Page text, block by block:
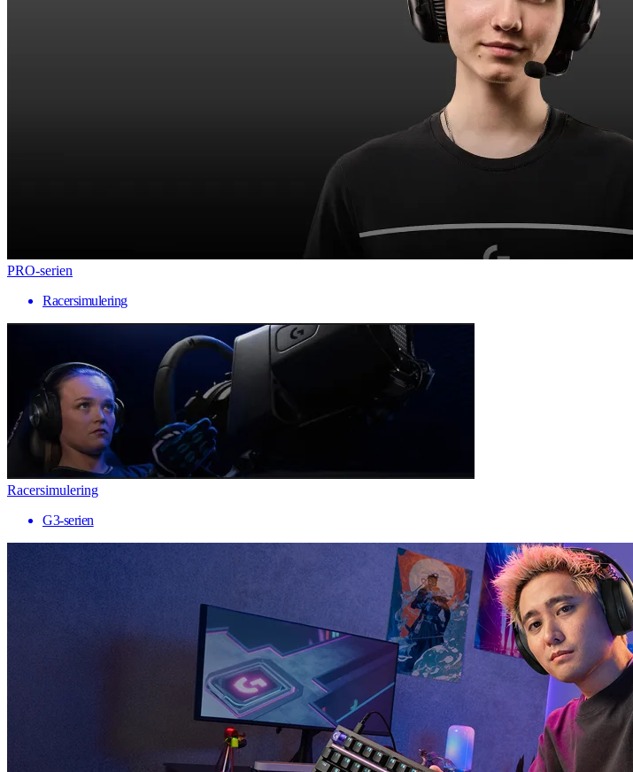
PRO-serien
Racersimulering
Racersimulering
G3-serien